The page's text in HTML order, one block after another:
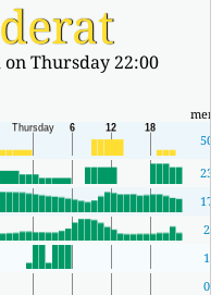
Thursday 22:00
50
23
17
2
1
0